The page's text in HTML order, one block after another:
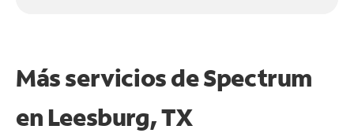
Más servicios de Spectrum
en Leesburg, TX